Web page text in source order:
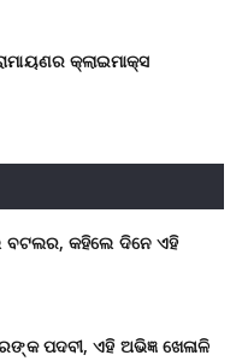
କ୍ଲାଇମାକ୍ସ
କହିଲେ ଦିନେ ଏହି
ପଦବୀ, ଏହି ଅଭିଜ୍ଞ ଖେଳାଳି